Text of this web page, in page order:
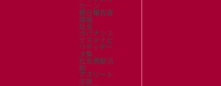
セージ
統合報告書
環境
社会
ガバナンス
サステナビ
リティデー
タ集
社会貢献活
動
アスリート
支援